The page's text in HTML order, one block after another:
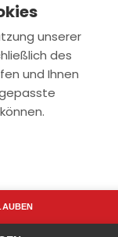
unserer
des
und Ihnen